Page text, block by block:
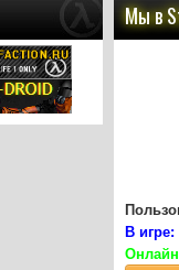
Мы в
В игре: